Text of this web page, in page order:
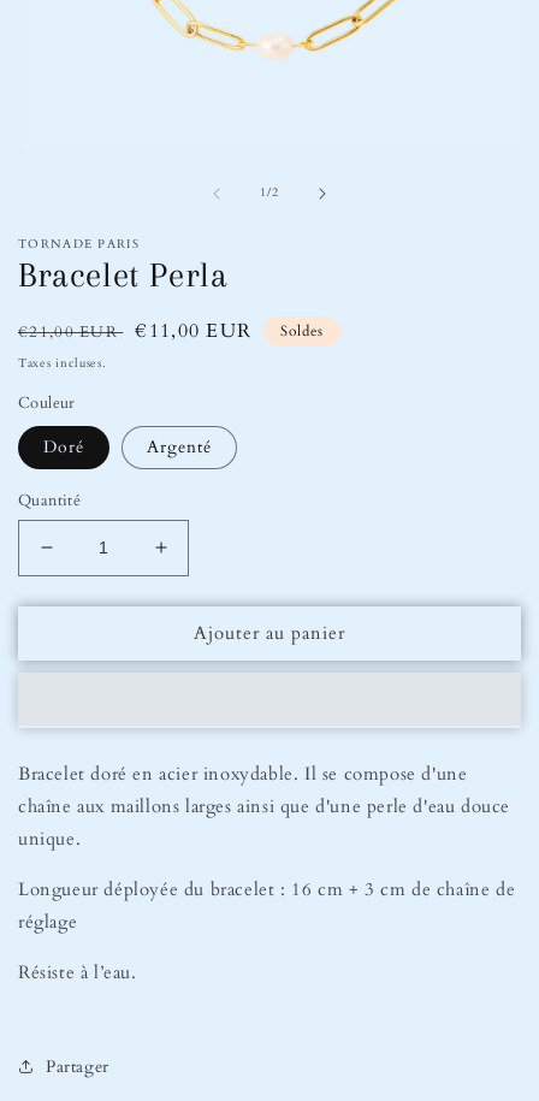
une
fenêtre
modale
1/de
2
TORNADE PARIS
Bracelet Perla
Prix
habituel
€21,00 EUR Prix
€11,00 EUR Soldes
Taxes incluses.
Couleur
Doré Argenté
Quantité
Réduire
la
quantité
Bracelet
Augmenter
la
quantité
Bracelet
Ajouter au panier
Bracelet doré en acier inoxydable. Il se compose d'une
chaîne aux maillons larges ainsi que d'une perle d'eau douce
unique.
Longueur déployée du bracelet : 16 cm + 3 cm de chaîne de
réglage
Résiste à l’eau.
Partager